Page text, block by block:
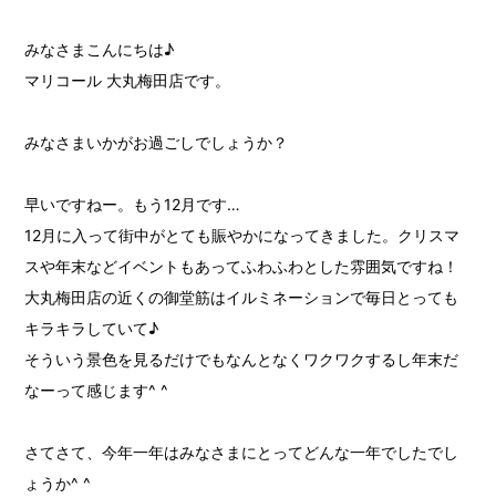
みなさまこんにちは♪
マリコール 大丸梅田店です。
みなさまいかがお過ごしでしょうか？
早いですねー。もう12月です…
12月に入って街中がとても賑やかになってきました。クリスマ
スや年末などイベントもあってふわふわとした雰囲気ですね！
大丸梅田店の近くの御堂筋はイルミネーションで毎日とっても
キラキラしていて♪
そういう景色を見るだけでもなんとなくワクワクするし年末だ
なーって感じます^ ^
さてさて、今年一年はみなさまにとってどんな一年でしたでし
ょうか^ ^